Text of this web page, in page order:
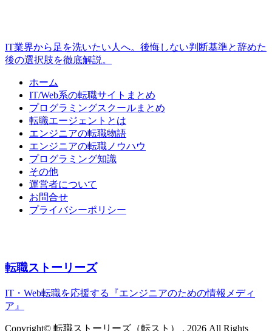
IT業界から足を洗いたい人へ。後悔しない判断基準と辞めた
後の選択肢を徹底解説。
ホーム
IT/Web系の転職サイトまとめ
プログラミングスクールまとめ
転職エージェントとは
エンジニアの転職物語
エンジニアの転職ノウハウ
プログラミング知識
その他
運営者について
お問合せ
プライバシーポリシー
転職ストーリーズ
IT・Web転職を応援する『エンジニアのための情報メディ
ア』
Copyright© 転職ストーリーズ（転スト） , 2026 All Rights